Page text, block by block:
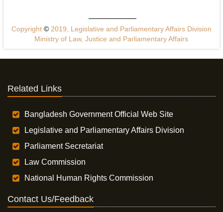
Copyright ©2019, Legislative and Parliamentary Affairs Division
Ministry of Law, Justice and Parliamentary Affairs
Related Links
Bangladesh Government Official Web Site
Legislative and Parliamentary Affairs Division
Parliament Secretariat
Law Commission
National Human Rights Commission
Contact Us/Feedback